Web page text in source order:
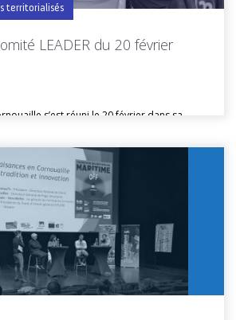
territorialisés
LEADER du 20 février
s’est réuni le 20 février dans sa
de cette rubrique